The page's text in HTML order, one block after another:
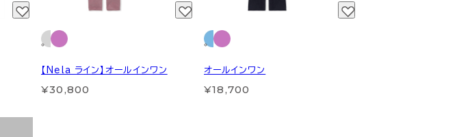
【Nela ライン】オールインワン
¥30,800
オールインワン
¥18,700